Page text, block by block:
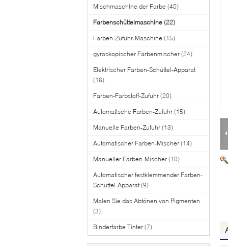
Mischmaschine der Farbe (40)
Farbenschüttelmaschine (22)
Farben-Zufuhr-Maschine (15)
gyroskopischer Farbenmischer (24)
Elektrischer Farben-Schüttel-Apparat
(16)
Farben-Farbstoff-Zufuhr (20)
Automatische Farben-Zufuhr (15)
Manuelle Farben-Zufuhr (13)
Automatischer Farben-Mischer (14)
Manueller Farben-Mischer (10)
Automatischer festklemmender Farben-
Schüttel-Apparat (9)
Malen Sie das Abtönen von Pigmenten
(3)
Binderfarbe Tinter (7)